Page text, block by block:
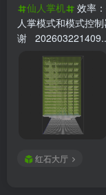
仙人掌机
效率
人掌模式和模式控
谢
红石大厅